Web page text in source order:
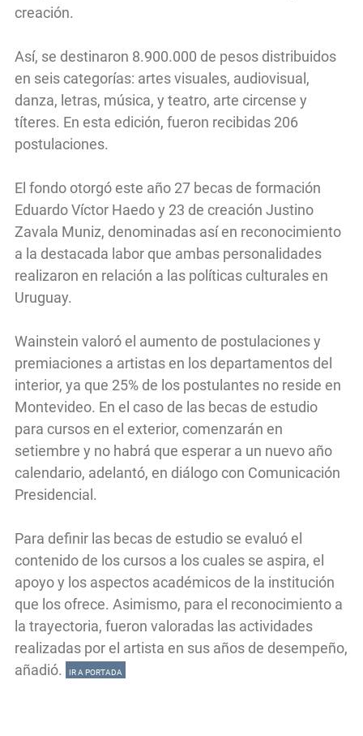
creación.
Así, se destinaron 8.900.000 de pesos distribuidos
en seis categorías: artes visuales, audiovisual,
danza, letras, música, y teatro, arte circense y
títeres. En esta edición, fueron recibidas 206
postulaciones.
El fondo otorgó este año 27 becas de formación
Eduardo Víctor Haedo y 23 de creación Justino
Zavala Muniz, denominadas así en reconocimiento
a la destacada labor que ambas personalidades
realizaron en relación a las políticas culturales en
Uruguay.
Wainstein valoró el aumento de postulaciones y
premiaciones a artistas en los departamentos del
interior, ya que 25% de los postulantes no reside en
Montevideo. En el caso de las becas de estudio
para cursos en el exterior, comenzarán en
setiembre y no habrá que esperar a un nuevo año
calendario, adelantó, en diálogo con Comunicación
Presidencial.
Para definir las becas de estudio se evaluó el
contenido de los cursos a los cuales se aspira, el
apoyo y los aspectos académicos de la institución
que los ofrece. Asimismo, para el reconocimiento a
la trayectoria, fueron valoradas las actividades
realizadas por el artista en sus años de desempeño,
añadió.
IR A PORTADA